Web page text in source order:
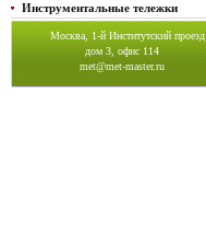
Инструментальные тележки
Москва, 1-й Институтский проезд
дом 3, офис 114
met@met-master.ru